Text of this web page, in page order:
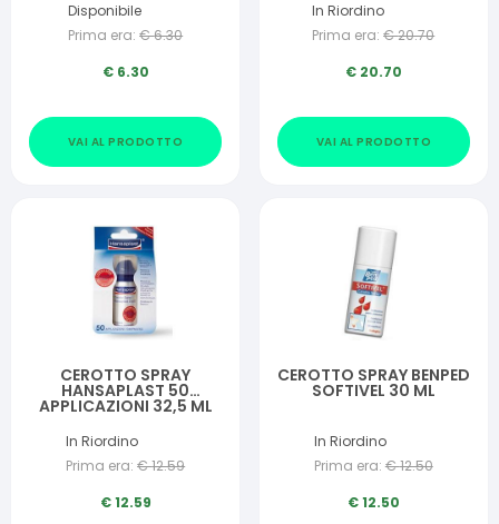
Disponibile
Prima era: €6.30
€ 6.30
VAI AL PRODOTTO
In Riordino
Prima era: €20.70
€ 20.70
VAI AL PRODOTTO
CEROTTO SPRAY
HANSAPLAST 50
APPLICAZIONI 32,5 ML
In Riordino
Prima era: €12.59
€12.59
CEROTTO SPRAY BENPED
SOFTIVEL 30 ML
In Riordino
Prima era: €12.50
€12.50